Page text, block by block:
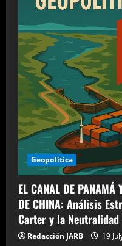
Geopolítica
EL CANAL DE PANAMÁ
DE CHINA: Análisis
Carter y la Neutralidad
Redacción JARB 19